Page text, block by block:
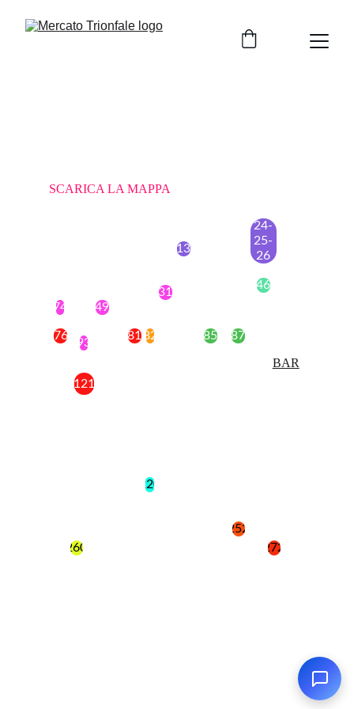
SCARICA LA MAPPA
74 49
81 82
13
85 87
93
31
121
76
260
252
272
BAR
46
24-
25-
26
220